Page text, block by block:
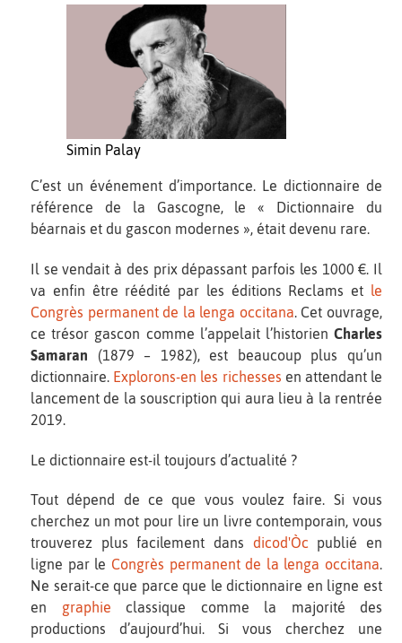
Simin Palay
C’est un événement d’importance. Le dictionnaire de
référence de la Gascogne, le « Dictionnaire du
béarnais et du gascon modernes », était devenu rare.
Il se vendait à des prix dépassant parfois les 1000 €. Il
va enfin être réédité par les éditions Reclams et le
Congrès permanent de la lenga occitana. Cet ouvrage,
ce trésor gascon comme l’appelait l’historien Charles
Samaran (1879 – 1982), est beaucoup plus qu’un
dictionnaire. Explorons-en les richesses en attendant le
lancement de la souscription qui aura lieu à la rentrée
2019.
Le dictionnaire est-il toujours d’actualité ?
Tout dépend de ce que vous voulez faire. Si vous
cherchez un mot pour lire un livre contemporain, vous
trouverez plus facilement dans dicod'Òc publié en
ligne par le Congrès permanent de la lenga occitana.
Ne serait-ce que parce que le dictionnaire en ligne est
en graphie classique comme la majorité des
productions d’aujourd’hui. Si vous cherchez une